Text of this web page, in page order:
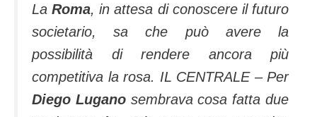
LaRo­ma, in attesa di conoscere il futuro
societario, sa che può avere la
possibilità di rendere ancora più
competitiva la ro­sa. IL CENTRALE – Per
Diego Luganosembrava cosa fatta due